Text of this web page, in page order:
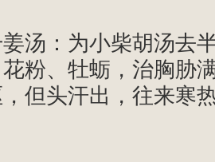
汤：为小柴胡汤去
粉、牡蛎，治胸胁
但头汗出，往来寒